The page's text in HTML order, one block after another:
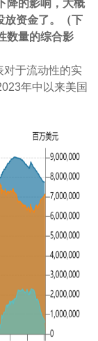
降的影响，大概
放资金了。（下
数量的综合影
对于流动性的实
年中以来美国